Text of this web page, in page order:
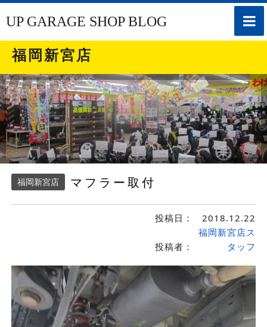
toggle
UP GARAGE SHOP BLOG
福岡新宮店
福岡新宮店 マフラー取付
投稿日： 2018.12.22
投稿者：
福岡新宮店ス
タッフ